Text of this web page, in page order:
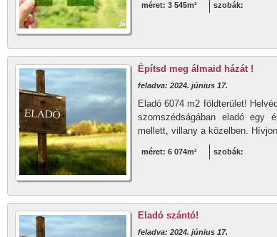
méret: 3 545m² szobák:
Építsd meg álmaid házát !
feladva: 2024. június 17.
Eladó 6074 m2 földterület!
szomszédságában eladó egy
mellett, villany a közelben.
méret: 6 074m² szobák:
Eladó szántó!
feladva: 2024. június 17.